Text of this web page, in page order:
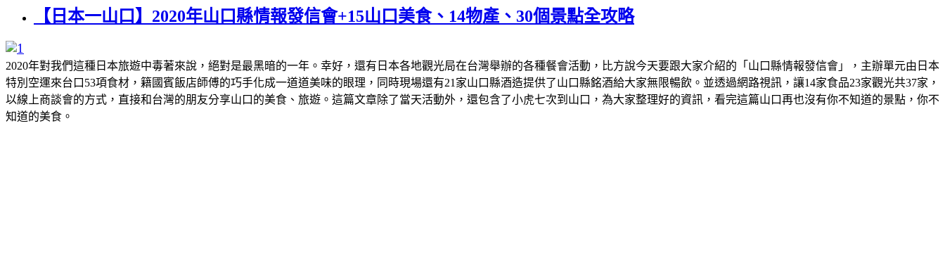
【日本一山口】2020年山口縣情報發信會+15山口美食、14物產、30個景點全攻略
2020年對我們這種日本旅遊中毒著來說，絕對是最黑暗的一年。幸好，還有日本各地觀光局在台灣舉辦的各種餐會活動，比方說今天要跟大家介紹的「山口縣情報發信會」，主辦單元由日本
特別空運來台口53項食材，籍國賓飯店師傅的巧手化成一道道美味的眼理，同時現場還有21家山口縣酒造提供了山口縣銘酒給大家無限暢飲。並透過網路視訊，讓14家食品23家觀光共37家，
以線上商談會的方式，直接和台灣的朋友分享山口的美食、旅遊。這篇文章除了當天活動外，還包含了小虎七次到山口，為大家整理好的資訊，看完這篇山口再也沒有你不知道的景點，你不
知道的美食。